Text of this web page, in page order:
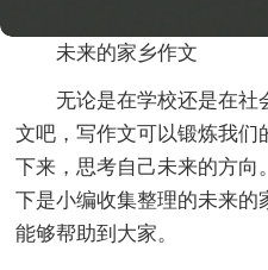
未来的家乡作文
无论是在学校还是在社
文吧，写作文可以锻炼我
下来，思考自己未来的方向
下是小编收集整理的未来的
能够帮助到大家。